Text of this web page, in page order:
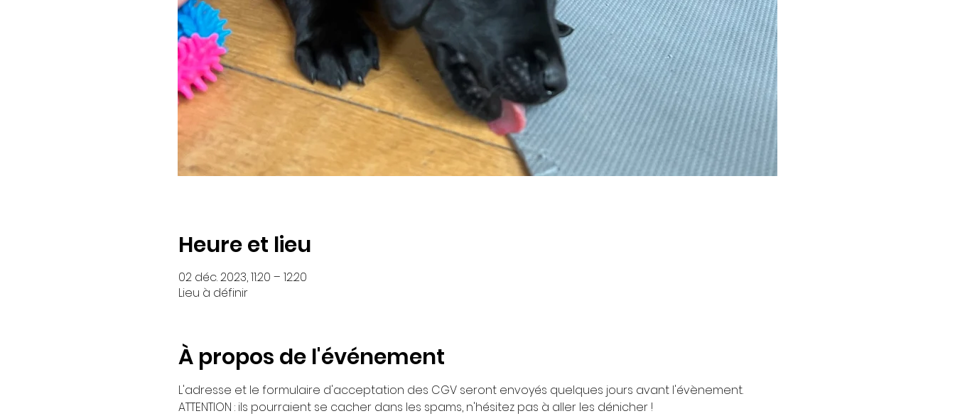
Heure et lieu
02 déc. 2023, 11:20 – 12:20
Lieu à définir
À propos de l'événement
L'adresse et le formulaire d'acceptation des CGV seront envoyés quelques jours avant l'évènement.
ATTENTION : ils pourraient se cacher dans les spams, n'hésitez pas à aller les dénicher !